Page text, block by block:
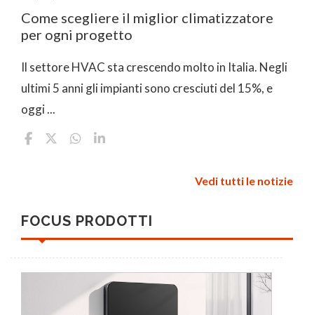
Come scegliere il miglior climatizzatore
per ogni progetto
Il settore HVAC sta crescendo molto in Italia. Negli
ultimi 5 anni gli impianti sono cresciuti del 15%, e
oggi ...
Vedi tutti le notizie
FOCUS PRODOTTI